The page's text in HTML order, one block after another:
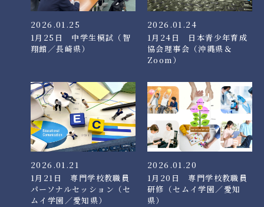
2026.01.25
1月25日 中学生模試（智
翔館／長崎県）
2026.01.24
1月24日 日本青少年育成
協会理事会（沖縄県＆
Zoom）
2026.01.21
1月21日 専門学校教職員
パーソナルセッション（セ
ムイ学園／愛知県）
2026.01.20
1月20日 専門学校教職員
研修（セムイ学園／愛知
県）